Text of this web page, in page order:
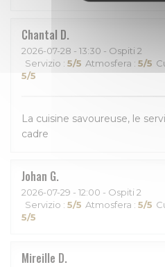
Chantal D
2026-07-28 - 13:30 - Ospiti 2
Servizio : 5/5 Atmosfera : 5/5
5/5
La cuisine savoureuse, le
cadre
Johan G
2026-07-29 - 12:00 - Ospiti 2
Servizio : 5/5 Atmosfera : 5/5
5/5
Mireille D